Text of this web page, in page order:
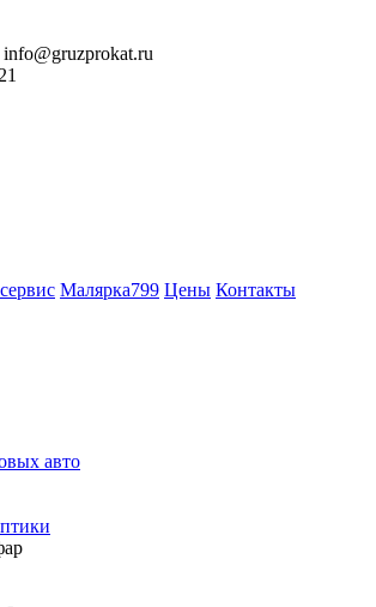
info@gruzprokat.ru
Малярка799 Цены Контакты
авто